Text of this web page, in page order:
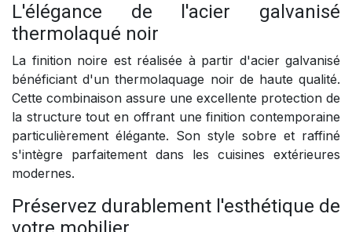
L'élégance de l'acier galvanisé
thermolaqué noir
La finition noire est réalisée à partir d'acier galvanisé
bénéficiant d'un thermolaquage noir de haute qualité.
Cette combinaison assure une excellente protection de
la structure tout en offrant une finition contemporaine
particulièrement élégante. Son style sobre et raffiné
s'intègre parfaitement dans les cuisines extérieures
modernes.
Préservez durablement l'esthétique de